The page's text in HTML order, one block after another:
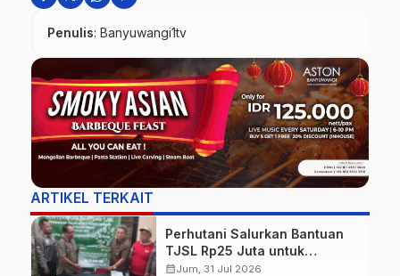
Penulis: Banyuwangi1tv
ARTIKEL TERKAIT
Perhutani Salurkan Bantuan
TJSL Rp25 Juta untuk
Perbaikan Jalan Warga
calendar_monthJum, 31 Jul 2026